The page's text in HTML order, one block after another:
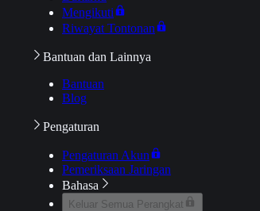
Mengikuti
Riwayat Tontonan
Bantuan dan Lainnya
Bantuan
Blog
Pengaturan
Pengaturan Akun
Pemeriksaan Jaringan
Bahasa
Keluar Semua Perangkat